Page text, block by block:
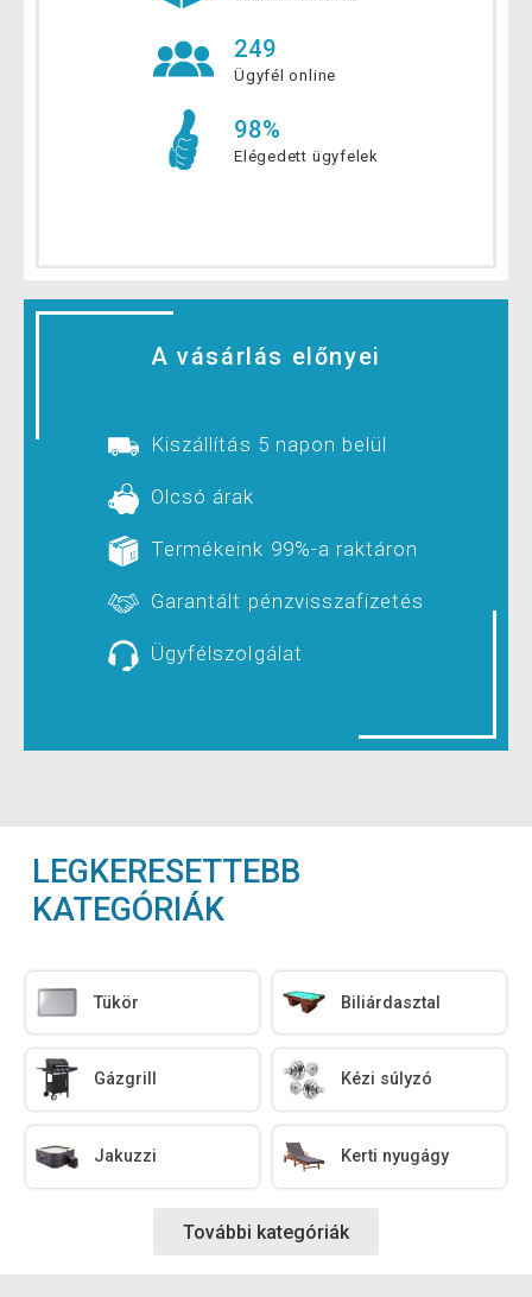
249
Ügyfél online
98%
Elégedett ügyfelek
A vásárlás előnyei
Kiszállítás 5 napon belül
Olcsó árak
Termékeink 99%-a raktáron
Garantált pénzvisszafizetés
Ügyfélszolgálat
LEGKERESETTEBB
KATEGÓRIÁK
Tükör Biliárdasztal
Gázgrill Kézi súlyzó
Jakuzzi Kerti nyugágy
További kategóriák